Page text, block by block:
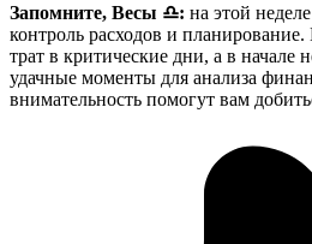
Запомните, Весы ♎: на этой
контроль расходов и
трат в критические дни, а в начале
удачные моменты для анализа
внимательность помогут вам